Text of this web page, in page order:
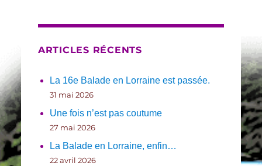
ARTICLES RÉCENTS
La 16e Balade en Lorraine est passée.
31 mai 2026
Une fois n’est pas coutume
27 mai 2026
La Balade en Lorraine, enfin…
22 avril 2026